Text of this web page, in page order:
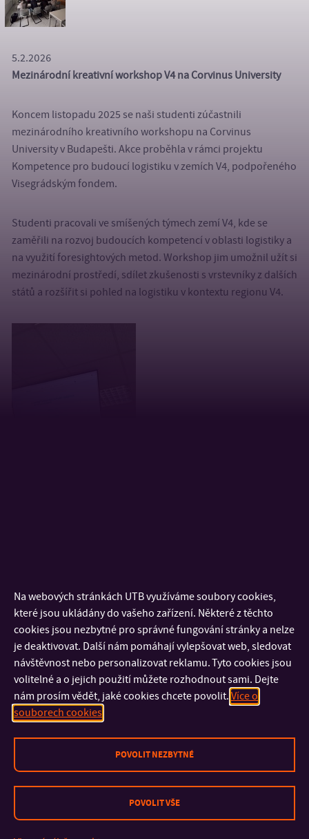
5.2.2026
Mezinárodní kreativní workshop V4 na Corvinus University
Koncem listopadu 2025 se naši studenti zúčastnili
mezinárodního kreativního workshopu na Corvinus
University v Budapešti. Akce proběhla v rámci projektu
Kompetence pro budoucí logistiku v zemích V4, podpořeného
Visegrádským fondem.
Studenti pracovali ve smíšených týmech zemí V4, kde se
zaměřili na rozvoj budoucích kompetencí v oblasti logistiky a
na využití foresightových metod. Workshop jim umožnil užít si
mezinárodní prostředí, sdílet zkušenosti s vrstevníky z dalších
států a rozšířit si pohled na logistiku v kontextu regionu V4.
Přednáška Lukáše Veselého z Evropské komise
Téma:
EU – proces rozšiřování a bezpečnostní dilemata v
nejistém světě
Studenti naší fakulty měli možnost zúčastnit se inspirativní
přednášky Lukáše Veselého z Evropské komise, který poutavě
bezpečnostní výzvy, kterým dnes Evropa čelí. Přednáška byla
velmi podnětná, plná aktuálních témat a praktických postřehů
z prostředí evropských institucí. Studenti si setkání užili,
aktivně diskutovali a odnesli si nové poznatky i širší pohled na
evropské dění.
Na webových stránkách UTB využíváme soubory cookies,
které jsou ukládány do vašeho zařízení. Některé z těchto
cookies jsou nezbytné pro správné fungování stránky a nelze
je deaktivovat. Další nám pomáhají vylepšovat web, sledovat
návštěvnost nebo personalizovat reklamu. Tyto cookies jsou
volitelné a o jejich použití můžete rozhodnout sami. Dejte
nám prosím vědět, jaké cookies chcete povolit. Více o
souborech cookies
POVOLIT NEZBYTNÉ
POVOLIT VŠE